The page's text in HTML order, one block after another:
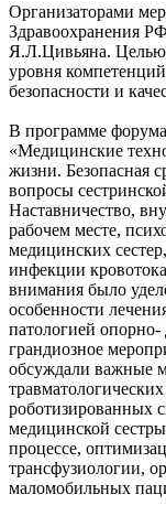
Организаторами
Здравоохранения
Я.Л.Цивьяна. Целью
уровня
безопасности и
В программе
«Медицинские
жизни. Безопасная
вопросы
Наставничество,
рабочем месте,
медицинских
инфекции
внимания было
особенности
патологией опорно-
грандиозное
обсуждали важные
роботизированных
медицинской
процессе,
трансфузиологии,
маломобильных